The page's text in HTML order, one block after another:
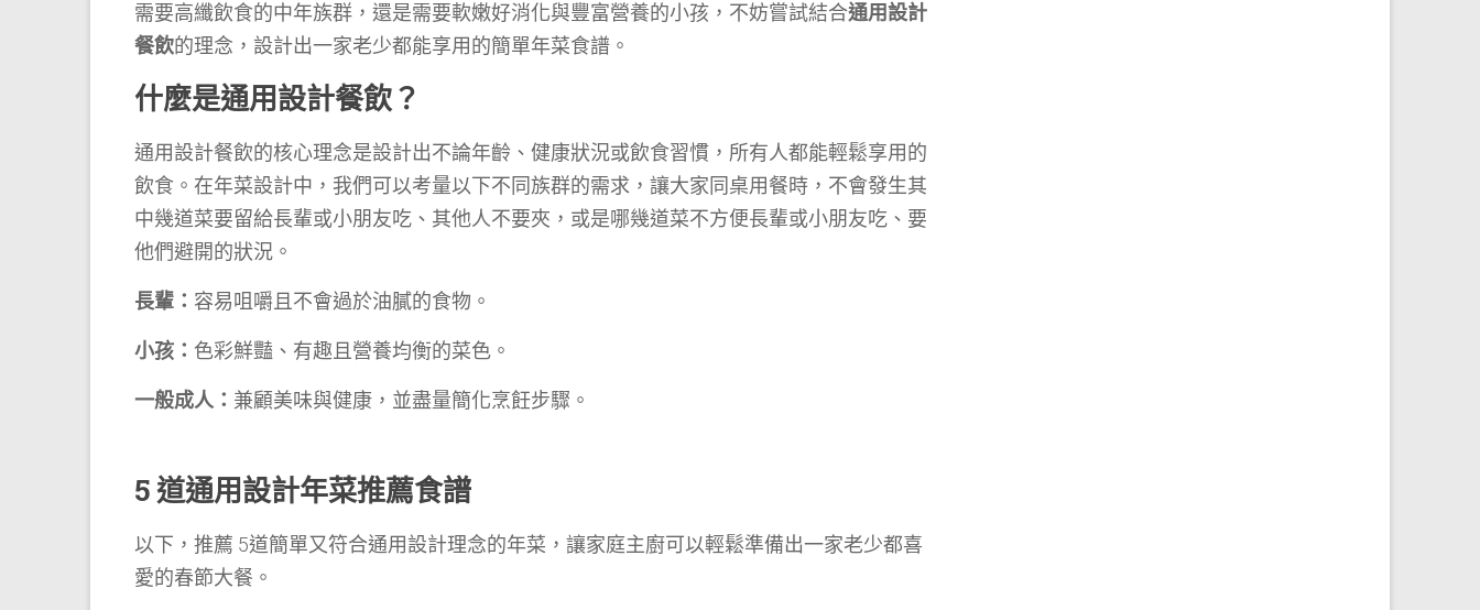
需要高纖飲食的中年族群，還是需要軟嫩好消化與豐富營養的小孩，不妨嘗試結合通用設計
餐飲的理念，設計出一家老少都能享用的簡單年菜食譜。
什麼是通用設計餐飲？
通用設計餐飲的核心理念是設計出不論年齡、健康狀況或飲食習慣，所有人都能輕鬆享用的
飲食。在年菜設計中，我們可以考量以下不同族群的需求，讓大家同桌用餐時，不會發生其
中幾道菜要留給長輩或小朋友吃、其他人不要夾，或是哪幾道菜不方便長輩或小朋友吃、要
他們避開的狀況。
長輩： 容易咀嚼且不會過於油膩的食物。
小孩： 色彩鮮豔、有趣且營養均衡的菜色。
一般成人： 兼顧美味與健康，並盡量簡化烹飪步驟。
5 道通用設計年菜推薦食譜
以下，推薦 5道簡單又符合通用設計理念的年菜，讓家庭主廚可以輕鬆準備出一家老少都喜
愛的春節大餐。